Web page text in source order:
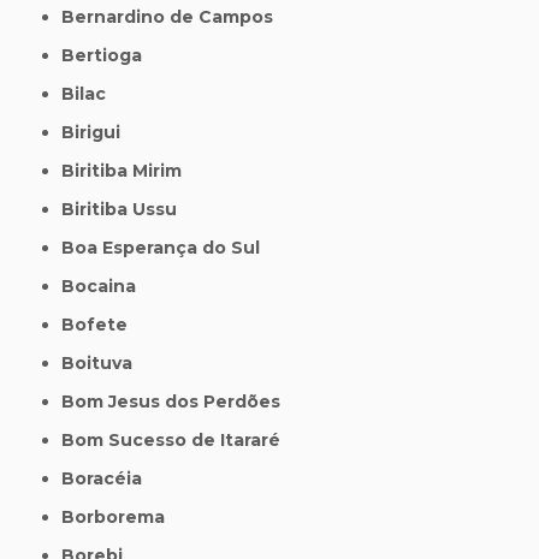
Bernardino de Campos
Bertioga
Bilac
Birigui
Biritiba Mirim
Biritiba Ussu
Boa Esperança do Sul
Bocaina
Bofete
Boituva
Bom Jesus dos Perdões
Bom Sucesso de Itararé
Boracéia
Borborema